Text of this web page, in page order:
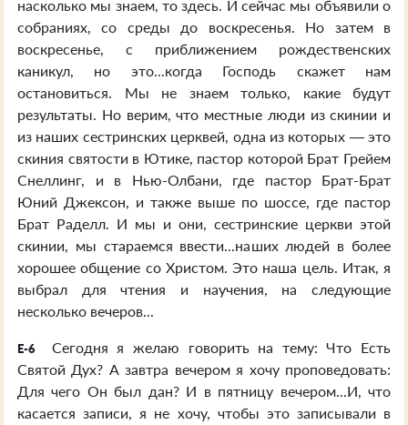
насколько мы знаем, то здесь. И сейчас мы объявили о
собраниях, со среды до воскресенья. Но затем в
воскресенье, с приближением рождественских
каникул, но это...когда Господь скажет нам
остановиться. Мы не знаем только, какие будут
результаты. Но верим, что местные люди из скинии и
из наших сестринских церквей, одна из которых — это
скиния святости в Ютике, пастор которой Брат Грейем
Снеллинг, и в Нью-Олбани, где пастор Брат-Брат
Юний Джексон, и также выше по шоссе, где пастор
Брат Раделл. И мы и они, сестринские церкви этой
скинии, мы стараемся ввести...наших людей в более
хорошее общение со Христом. Это наша цель. Итак, я
выбрал для чтения и научения, на следующие
несколько вечеров...
E-6
Сегодня я желаю говорить на тему: Что Есть
Святой Дух? А завтра вечером я хочу проповедовать:
Для чего Он был дан? И в пятницу вечером...И, что
касается записи, я не хочу, чтобы это записывали в